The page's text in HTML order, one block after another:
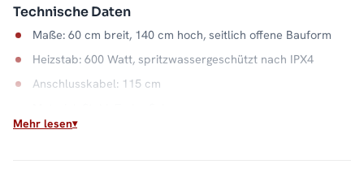
Technische Daten
Maße: 60 cm breit, 140 cm hoch, seitlich offene Bauform
Heizstab: 600 Watt, spritzwassergeschützt nach IPX4
Anschlusskabel: 115 cm
Wasserkapazität: 7,5 Liter
Mehr lesen